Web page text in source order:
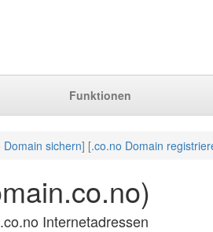
Funktionen
Domain sichern] [.co.no Domain
Internetadressen